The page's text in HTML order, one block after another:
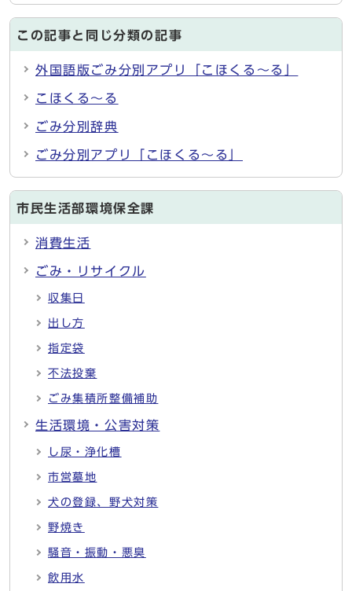
この記事と同じ分類の記事
外国語版ごみ分別アプリ「こほくる～る」
こほくる～る
ごみ分別辞典
ごみ分別アプリ「こほくる～る」
市民生活部環境保全課
消費生活
ごみ・リサイクル
収集日
出し方
指定袋
不法投棄
ごみ集積所整備補助
生活環境・公害対策
し尿・浄化槽
市営墓地
犬の登録、野犬対策
野焼き
騒音・振動・悪臭
飲用水